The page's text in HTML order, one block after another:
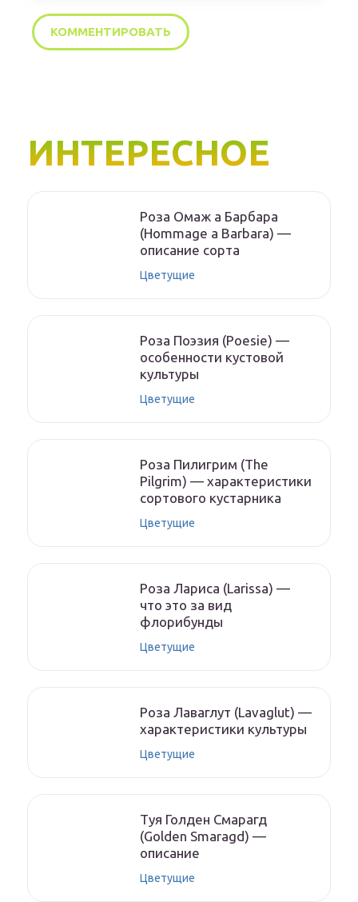
ИНТЕРЕСНОЕ
Роза Омаж а Барбара
(Hommage a Barbara) —
описание сорта
Цветущие
Роза Поэзия (Poesie) —
особенности кустовой
культуры
Цветущие
Роза Пилигрим (The
Pilgrim) — характеристики
сортового кустарника
Цветущие
Роза Лариса (Larissa) —
что это за вид
флорибунды
Цветущие
Роза Лаваглут (Lavaglut) —
характеристики культуры
Цветущие
Туя Голден Смарагд
(Golden Smaragd) —
описание
Цветущие